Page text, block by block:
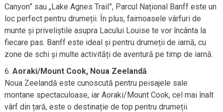
Canyon” sau „Lake Agnes Trail”, Parcul Național Banff este un
loc perfect pentru drumeții. În plus, faimoasele vârfuri de
munte și priveliștile asupra Lacului Louise te vor încânta la
fiecare pas. Banff este ideal și pentru drumeții de iarnă, cu
zone de schi și multe activități de aventură pe timp de iarnă.
Aoraki/Mount Cook, Noua Zeelandă
Noua Zeelandă este cunoscută pentru peisajele sale
montane spectaculoase, iar Aoraki/Mount Cook, cel mai înalt
vârf din țară, este o destinație de top pentru drumeții.